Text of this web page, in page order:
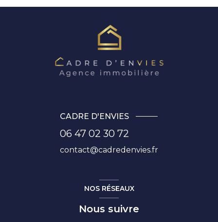
CADRE D'ENVIES
06 47 02 30 72
contact@cadredenvies.fr
NOS RÉSEAUX
Nous suivre